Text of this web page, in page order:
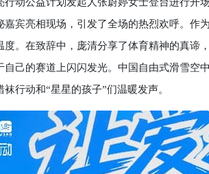
嘉宾亮相现场，引发了全场的热烈欢呼。作
度。在致辞中，庞清分享了体育精神的真谛
自己的赛道上闪闪发光。中国自由式滑雪空
行动和“星星的孩子”们温暖发声。